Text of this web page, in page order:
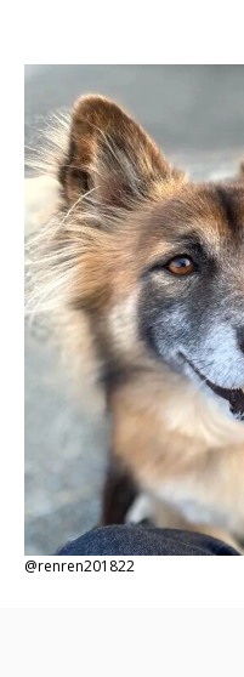
@renren201822